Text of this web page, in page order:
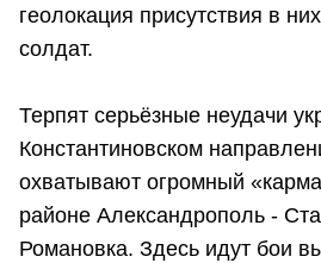
геолокация присутствия в
солдат.
Терпят серьёзные неудачи
Константиновском
охватывают огромный
районе Александрополь -
Романовка. Здесь идут бои